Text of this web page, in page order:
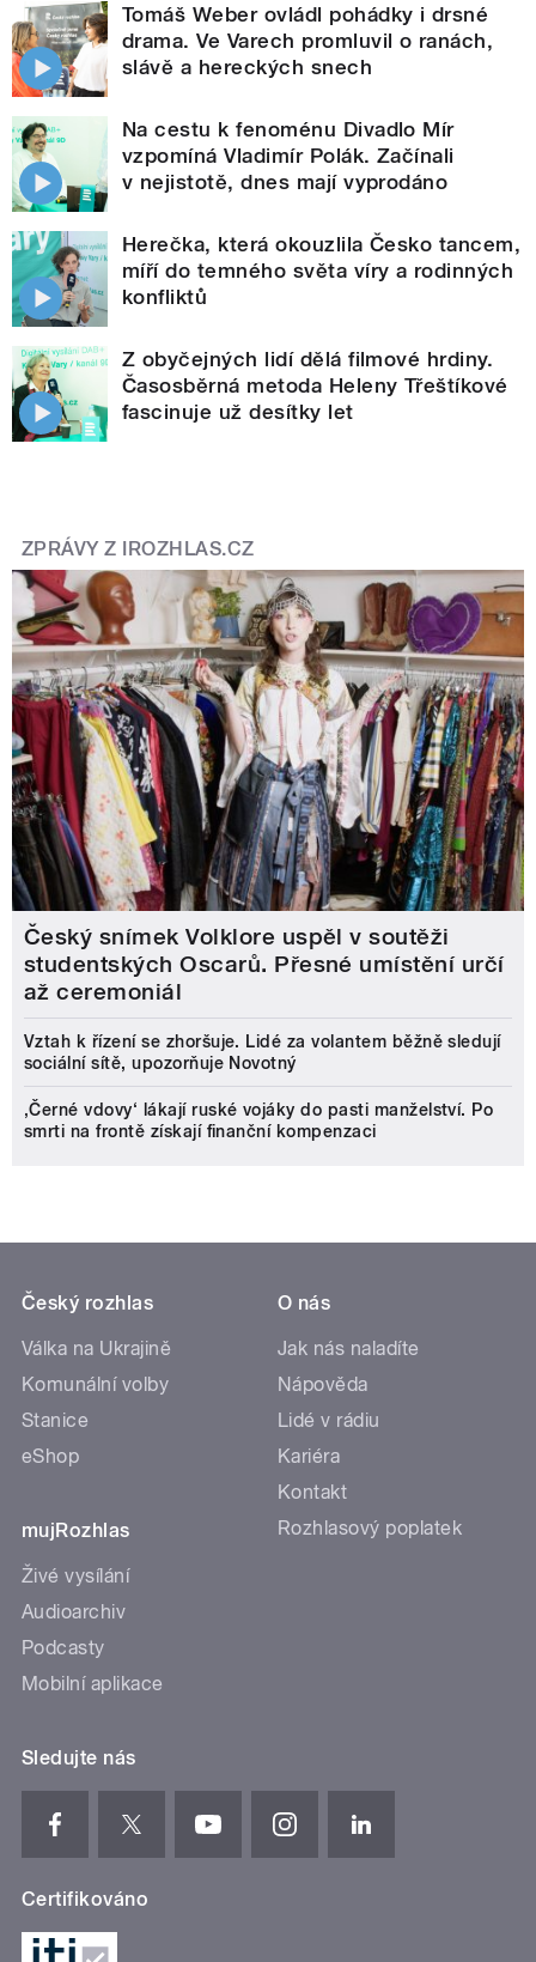
Tomáš Weber ovládl pohádky i drsné
drama. Ve Varech promluvil o ranách,
slávě a hereckých snech
Na cestu k fenoménu Divadlo Mír
vzpomíná Vladimír Polák. Začínali
v nejistotě, dnes mají vyprodáno
Herečka, která okouzlila Česko tancem,
míří do temného světa víry a rodinných
konfliktů
Z obyčejných lidí dělá filmové hrdiny.
Časosběrná metoda Heleny Třeštíkové
fascinuje už desítky let
ZPRÁVY Z IROZHLAS.CZ
Český snímek Volklore uspěl v soutěži
studentských Oscarů. Přesné umístění určí
až ceremoniál
Vztah k řízení se zhoršuje. Lidé za volantem běžně sledují
sociální sítě, upozorňuje Novotný
‚Černé vdovy‘ lákají ruské vojáky do pasti manželství. Po
smrti na frontě získají finanční kompenzaci
Český rozhlas
Válka na Ukrajině
Komunální volby
Stanice
eShop
mujRozhlas
Živé vysílání
Audioarchiv
Podcasty
Mobilní aplikace
O nás
Jak nás naladíte
Nápověda
Lidé v rádiu
Kariéra
Kontakt
Rozhlasový poplatek
Sledujte nás
Certifikováno